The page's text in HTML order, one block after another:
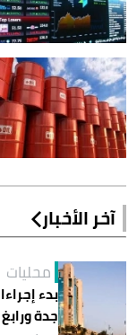
آخر الأخبار
محليات
جدة